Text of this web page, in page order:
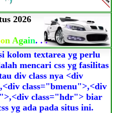
2026
on Again. ..
kolom textarea yg perlu
mencari css yg fasilitas
div class nya <div
class="bmenu">,<div
class="hdr"> biar
yg ada pada situs ini.